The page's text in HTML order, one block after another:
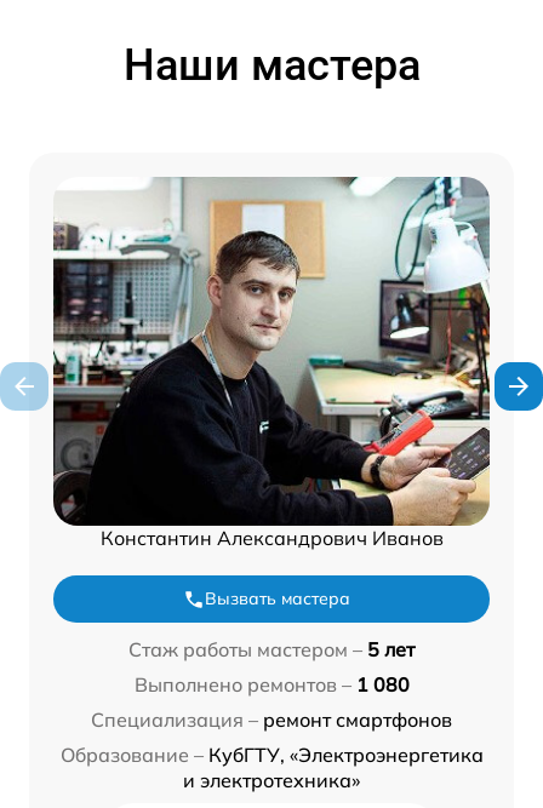
Наши мастера
Константин Александрович Иванов
Вызвать мастера
Стаж работы мастером – 5 лет
Выполнено ремонтов – 1 080
Специализация – ремонт смартфонов
Образование – КубГТУ, «Электроэнергетика
и электротехника»